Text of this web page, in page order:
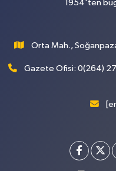
1954'ten
Orta Mah.,
Gazete Ofisi: 0(264)